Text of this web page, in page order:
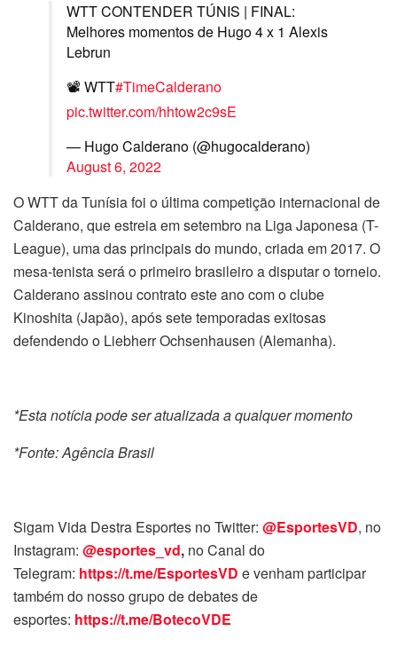
WTT CONTENDER TÚNIS | FINAL:
Melhores momentos de Hugo 4 x 1 Alexis
Lebrun
📽️ WTT#TimeCalderano
pic.twitter.com/hhtow2c9sE
— Hugo Calderano (@hugocalderano)
August 6, 2022
O WTT da Tunísia foi o última competição internacional de
Calderano, que estreia em setembro na Liga Japonesa (T-
League), uma das principais do mundo, criada em 2017. O
mesa-tenista será o primeiro brasileiro a disputar o torneio.
Calderano assinou contrato este ano com o clube
Kinoshita (Japão), após sete temporadas exitosas
defendendo o Liebherr Ochsenhausen (Alemanha).
*Esta notícia pode ser atualizada a qualquer momento
*Fonte: Agência Brasil
Sigam Vida Destra Esportes no Twitter: @EsportesVD, no
Instagram: @esportes_vd, no Canal do
Telegram: https://t.me/EsportesVD e venham participar
também do nosso grupo de debates de
esportes: https://t.me/BotecoVDE